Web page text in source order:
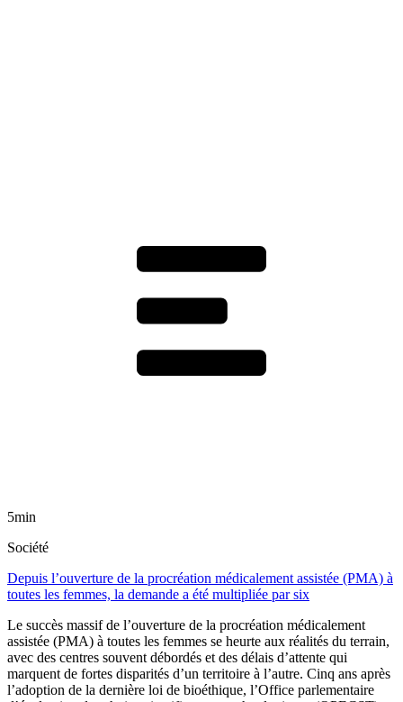
5min
Société
Depuis l’ouverture de la procréation médicalement assistée (PMA) à
toutes les femmes, la demande a été multipliée par six
Le succès massif de l’ouverture de la procréation médicalement
assistée (PMA) à toutes les femmes se heurte aux réalités du terrain,
avec des centres souvent débordés et des délais d’attente qui
marquent de fortes disparités d’un territoire à l’autre. Cinq ans après
l’adoption de la dernière loi de bioéthique, l’Office parlementaire